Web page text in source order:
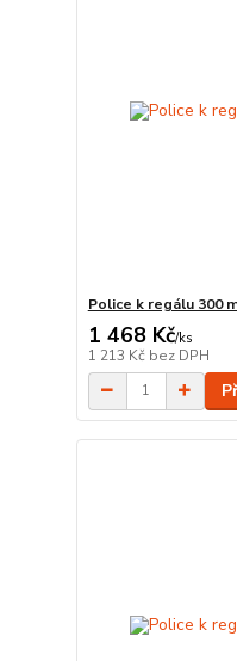
Police k regálu 300
1 468 Kč/ks
1 213 Kč bez DPH